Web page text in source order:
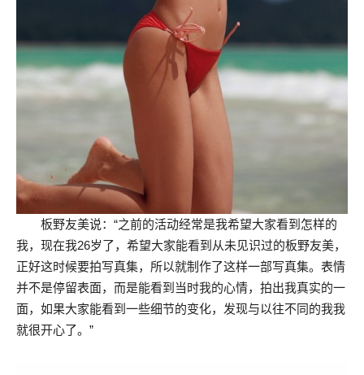
板野友美说：“之前的活动经常是我希望大家看到怎样的
我，现在我26岁了，希望大家能看到从未见识过的板野友美，
正好这时候要拍写真集，所以就制作了这样一部写真集。表情
并不是停留表面，而是能看到当时我的心情，拍出我真实的一
面，如果大家能看到一些细节的变化，发现与以往不同的我我
就很开心了。”